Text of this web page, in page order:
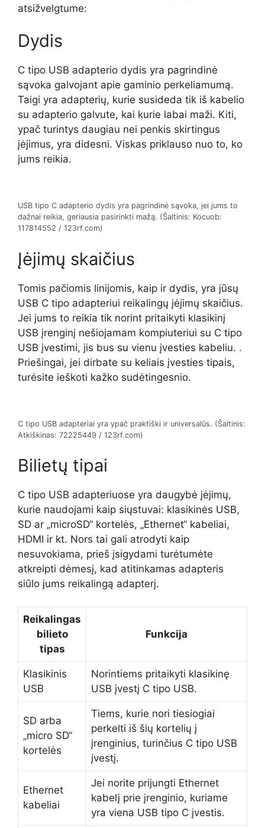
atsižvelgtume:
Dydis
C tipo USB adapterio dydis yra pagrindinė
sąvoka galvojant apie gaminio perkeliamumą.
Taigi yra adapterių, kurie susideda tik iš kabelio
su adapterio galvute, kai kurie labai maži. Kiti,
ypač turintys daugiau nei penkis skirtingus
įėjimus, yra didesni. Viskas priklauso nuo to, ko
jums reikia.
USB tipo C adapterio dydis yra pagrindinė sąvoka, jei jums to
dažnai reikia, geriausia pasirinkti mažą. (Šaltinis: Kocuob:
117814552 / 123rf.com)
Įėjimų skaičius
Tomis pačiomis linijomis, kaip ir dydis, yra jūsų
USB C tipo adapteriui reikalingų įėjimų skaičius.
Jei jums to reikia tik norint pritaikyti klasikinį
USB įrenginį nešiojamam kompiuteriui su C tipo
USB įvestimi, jis bus su vienu įvesties kabeliu. .
Priešingai, jei dirbate su keliais įvesties tipais,
turėsite ieškoti kažko sudėtingesnio.
C tipo USB adapteriai yra ypač praktiški ir universalūs. (Šaltinis:
Atkiškinas: 72225449 / 123rf.com)
Bilietų tipai
C tipo USB adapteriuose yra daugybė įėjimų,
kurie naudojami kaip siųstuvai: klasikinės USB,
SD ar „microSD“ kortelės, „Ethernet“ kabeliai,
HDMI ir kt. Nors tai gali atrodyti kaip
nesuvokiama, prieš įsigydami turėtumėte
atkreipti dėmesį, kad atitinkamas adapteris
siūlo jums reikalingą adapterį.
Reikalingas
bilieto
tipas
Funkcija
Klasikinis
USB
Norintiems pritaikyti klasikinę
USB įvestį C tipo USB.
SD arba
„micro SD“
kortelės
Tiems, kurie nori tiesiogiai
perkelti iš šių kortelių į
įrenginius, turinčius C tipo USB
įvestį.
Ethernet
kabeliai
Jei norite prijungti Ethernet
kabelį prie įrenginio, kuriame
yra viena USB tipo C įvestis.